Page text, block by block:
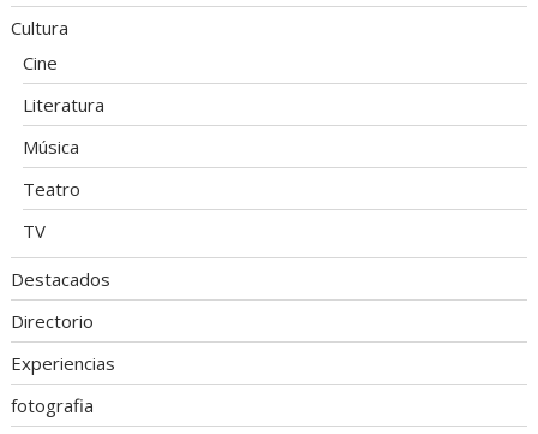
Cultura
Cine
Literatura
Música
Teatro
TV
Destacados
Directorio
Experiencias
fotografia